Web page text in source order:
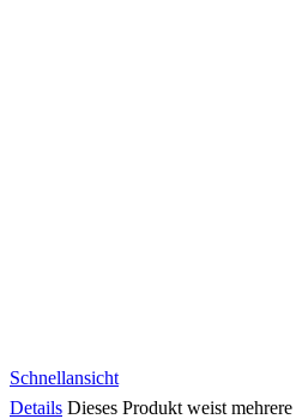
Schnellansicht
Details Dieses Produkt weist